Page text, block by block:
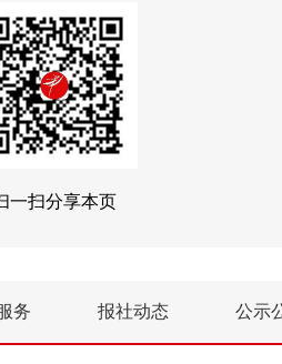
一扫分享本页
务 报社动态 公示